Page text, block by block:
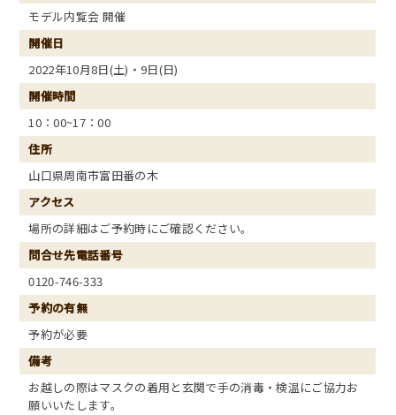
モデル内覧会 開催
開催日
2022年10月8日(土)・9日(日)
開催時間
10：00~17：00
住所
山口県周南市富田番の木
アクセス
場所の詳細はご予約時にご確認ください。
問合せ先電話番号
0120-746-333
予約の有無
予約が必要
備考
お越しの際はマスクの着用と玄関で手の消毒・検温にご協力お
願いいたします。